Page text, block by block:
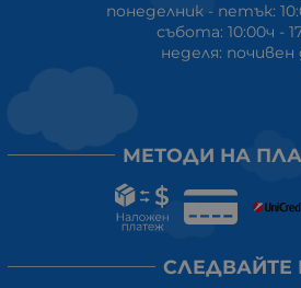
понеделник - петък:
събота: 10:00ч -
неделя: почивен
МЕТОДИ НА
СЛЕДВАЙТЕ